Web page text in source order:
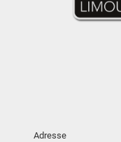
Adresse